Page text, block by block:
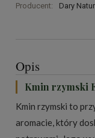
Producent: Dary
Opis
Kmin rzymski
Kmin rzymski to
aromacie, który